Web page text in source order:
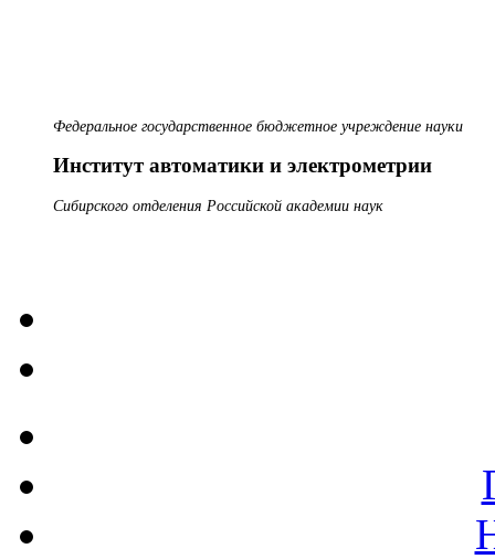
Федеральное государственное бюджетное учреждение науки
Институт автоматики и электрометрии
Сибирского отделения Российской академии наук